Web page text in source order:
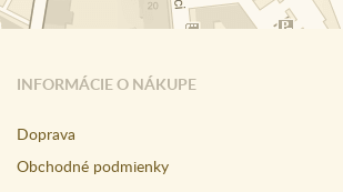
INFORMÁCIE O NÁKUPE
Doprava
Obchodné podmienky